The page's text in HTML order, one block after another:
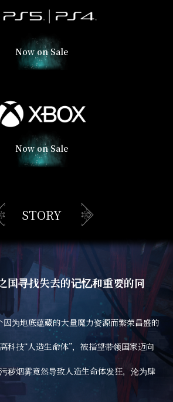
Now on Sale
Now on Sale
STORY
国寻找失去的记忆和重要的同
为地底蕴藏的大量魔力资源而繁荣昌盛的
科技“人造生命体”，被指望带领国家迈向
秽烟雾竟然导致人造生命体发狂，沦为肆